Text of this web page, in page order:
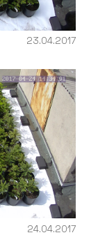
23.04.2017
24.04.2017